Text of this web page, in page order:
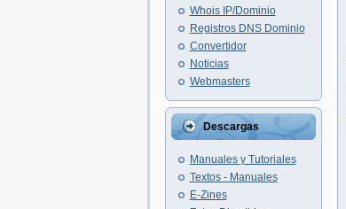
Whois IP/Dominio
Registros DNS Dominio
Convertidor
Noticias
Webmasters
Descargas
Manuales y Tutoriales
Textos - Manuales
E-Zines